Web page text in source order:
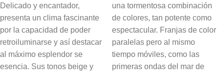
Delicado y encantador,
presenta un clima fascinante
por la capacidad de poder
retroiluminarse y así destacar
al máximo esplendor se
esencia. Sus tonos beige y
una tormentosa combinación
de colores, tan potente como
espectacular. Franjas de color
paralelas pero al mismo
tiempo móviles, como las
primeras ondas del mar de